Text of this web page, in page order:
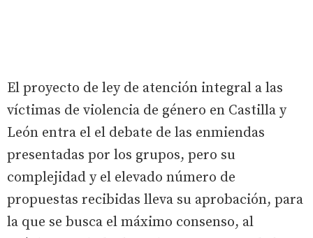
El proyecto de ley de atención integral a las
víctimas de violencia de género en Castilla y
León entra el el debate de las enmiendas
presentadas por los grupos, pero su
complejidad y el elevado número de
propuestas recibidas lleva su aprobación, para
la que se busca el máximo consenso, al